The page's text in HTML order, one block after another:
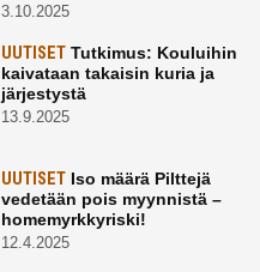
3.10.2025
UUTISETTutkimus: Kouluihin
kaivataan takaisin kuria ja
järjestystä
13.9.2025
UUTISETIso määrä Pilttejä
vedetään pois myynnistä –
homemyrkkyriski!
12.4.2025